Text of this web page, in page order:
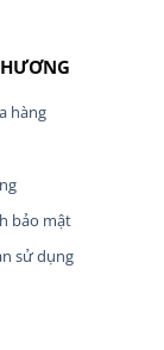
hàng
bảo mật
sử dụng